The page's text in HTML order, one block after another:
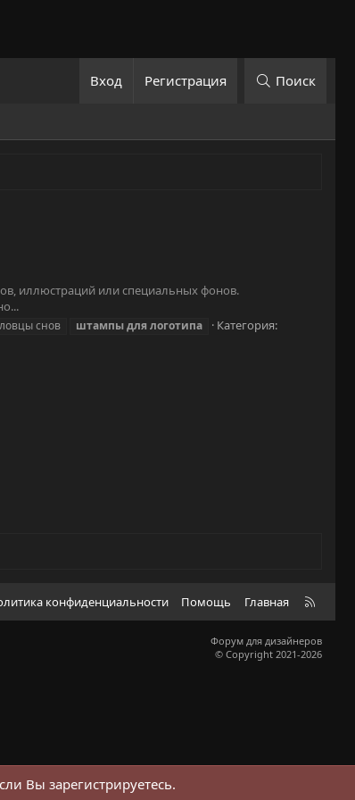
Вход Регистрация Поиск
иллюстраций или специальных фонов.
снов штампыдля логотипа
Категория:
конфиденциальности Помощь Главная
R
S
Форум для дизайнеров
© Copyright 2021-2026
Вы зарегистрируетесь.